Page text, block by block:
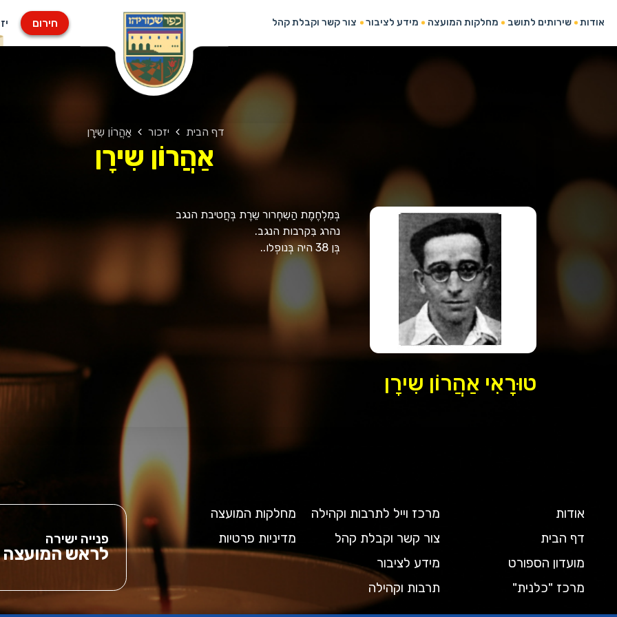
אודות שירותים לתושב מחלקות המועצה מידע לציבור צור קשר וקבלת קהל חירום
דף הבית יזכור אַהֲרוֹן שִירָן
אַהֲרוֹן שִירָן
טוּרָאִי אַהֲרוֹן שִירָן
בְּמִלְחֶמֶת הַשִחְרור שֵרֶת בְּחֲטיבת הנגב
נהרג בִּקרבות הנגב.
בְּן 38 היה בְּנופְלו..
אודות
דף הבית
מועדון הספורט
מרכז "כלנית"
מרכז וייל לתרבות וקהילה
צור קשר וקבלת קהל
מידע לציבור
תרבות וקהילה
מחלקות המועצה
מדיניות פרטיות
פנייה ישירה
לראש המועצה